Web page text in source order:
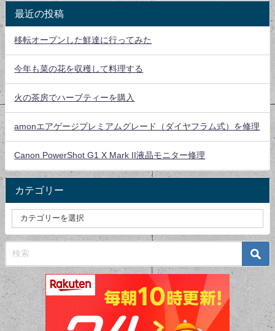
最近の投稿
移転オープンした鮮達に行ってみた
今年も菜の花を収穫して料理する
火の茶房でハーブティーを購入
amonエアゲージプレミアムグレード（ダイヤフラム式）を修理
Canon PowerShot G1 X Mark II液晶モニター修理
カテゴリー